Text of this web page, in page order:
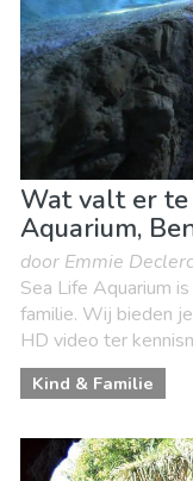
Wat valt er
Aquarium,
door Emmie
Sea Life Aquarium
familie. Wij bieden
HD video ter
Kind & Familie